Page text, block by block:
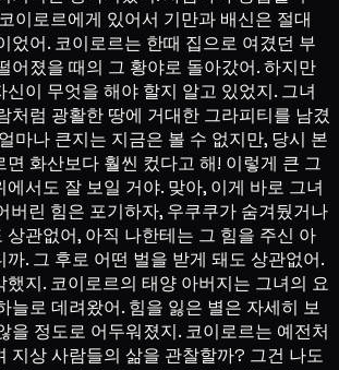
이로르에게 있어서 기만과 배신은 절대
었어. 코이로르는 한때 집으로 여겼던 부
어졌을 때의 그 황야로 돌아갔어. 하지만
이 무엇을 해야 할지 알고 있었지. 그녀
처럼 광활한 땅에 거대한 그라피티를 남겼
마나 큰지는 지금은 볼 수 없지만, 당시 본
화산보다 훨씬 컸다고 해! 이렇게 큰 그
서도 잘 보일 거야. 맞아, 이게 바로 그녀
버린 힘은 포기하자, 우쿠쿠가 숨겨뒀거나
상관없어, 아직 나한테는 그 힘을 주신 아
. 그 후로 어떤 벌을 받게 돼도 상관없어.
했지. 코이로르의 태양 아버지는 그녀의 요
늘로 데려왔어. 힘을 잃은 별은 자세히 보
을 정도로 어두워졌지. 코이로르는 예전처
지상 사람들의 삶을 관찰할까? 그건 나도